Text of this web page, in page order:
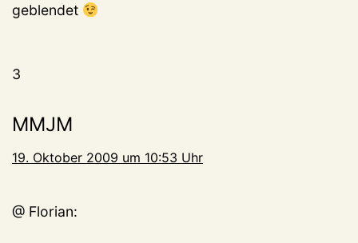
geblendet
3
MMJM
19. Oktober 2009 um 10:53 Uhr
@ Florian: